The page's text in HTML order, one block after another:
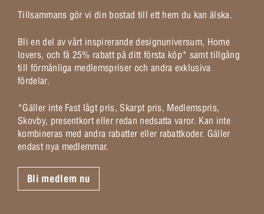
Tillsammans gör vi din bostad till ett hem du kan älska.
Bli en del av vårt inspirerande designuniversum, Home
lovers, och få 25% rabatt på ditt första köp* samt tillgång
till förmånliga medlemspriser och andra exklusiva
fördelar.
*Gäller inte Fast lågt pris, Skarpt pris, Medlemspris,
Skovby, presentkort eller redan nedsatta varor. Kan inte
kombineras med andra rabatter eller rabattkoder. Gäller
endast nya medlemmar.
Bli medlem nu